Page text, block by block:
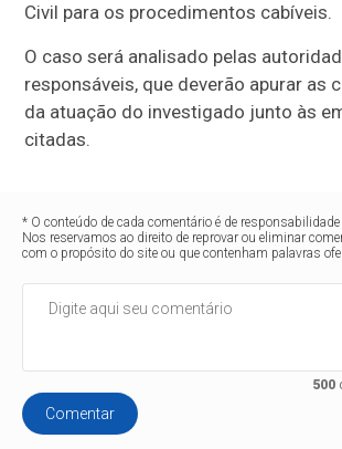
Civil para os procedimentos cabíveis.
O caso será analisado pelas
responsáveis, que deverão apurar as
da atuação do investigado junto às
citadas.
* O conteúdo de cada comentário é de responsabilidade
Nos reservamos ao direito de reprovar ou eliminar
com o propósito do site ou que contenham palavras
500
Comentar